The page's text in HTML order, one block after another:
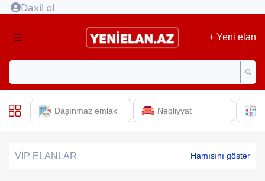
Daxil ol
+ Yeni elan
Daşınmaz əmlak Nəqliyyat
VİP ELANLAR Hamısını göstər